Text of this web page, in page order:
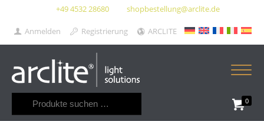
+49 4532 28680 shopbestellung@arclite.de
Anmelden Registrierung ARCLITE
0